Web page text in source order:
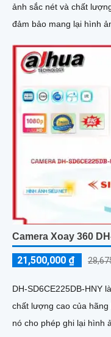
ảnh sắc nét và chất
đảm bảo mang lại hình
Camera Xoay 360
21,500,000 ₫
DH-SD6CE225DB-HNY
chất lượng cao của hãng Dahua. Với độ phân
nó cho phép ghi lại hình